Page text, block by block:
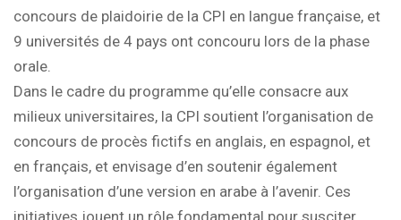
concours de plaidoirie de la CPI en langue française, et
9 universités de 4 pays ont concouru lors de la phase
orale.
Dans le cadre du programme qu’elle consacre aux
milieux universitaires, la CPI soutient l’organisation de
concours de procès fictifs en anglais, en espagnol, et
en français, et envisage d’en soutenir également
l’organisation d’une version en arabe à l’avenir. Ces